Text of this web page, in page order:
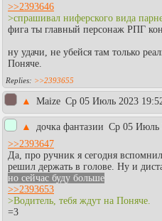
>>2393646
>спрашивал ниферского вида
фига ты главный персонаж РПГ
ну удачи, не убейся там только
Поняче.
>>2393655
▲ Maize Ср 05 Июль 2023
▲ дочка фантазии Ср 05 Июль
>>2393647
Да, про ручник я сегодня
решил держать в голове. Ну и
но сейчас буду больше
>>2393653
>Водитель, тебя ждут на Поняче.
=3